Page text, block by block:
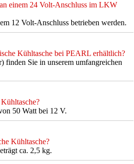
einem 24 Volt-Anschluss im LKW
12 Volt-Anschluss betrieben werden.
Kühltasche bei PEARL erhältlich?
finden Sie in unserem umfangreichen
50 Watt bei 12 V.
Kühltasche?
ca. 2,5 kg.